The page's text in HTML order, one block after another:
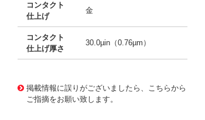
コンタクト
仕上げ
金
コンタクト
仕上げ厚さ
30.0µin（0.76µm）
掲載情報に誤りがございましたら、こちらから
ご指摘をお願い致します。